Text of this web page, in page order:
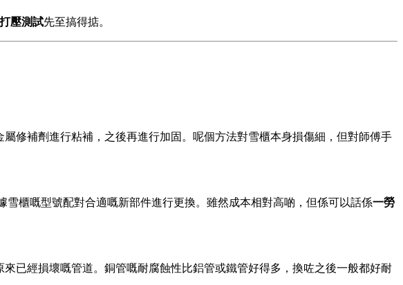
打壓測試先至搞得掂。
屬修補劑進行粘補，之後再進行加固。呢個方法對雪櫃本身損傷細，但對師傅手
櫃嘅型號配對合適嘅新部件進行更換。雖然成本相對高啲，但係可以話係一勞
來已經損壞嘅管道。銅管嘅耐腐蝕性比鋁管或鐵管好得多，換咗之後一般都好耐